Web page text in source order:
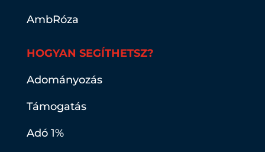
AmbRóza
HOGYAN SEGÍTHETSZ?
Adományozás
Támogatás
Adó 1%